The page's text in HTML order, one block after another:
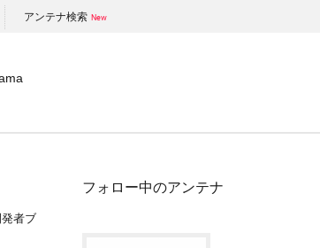
アンテナ検索
者ブ
フォロー中のアンテナ